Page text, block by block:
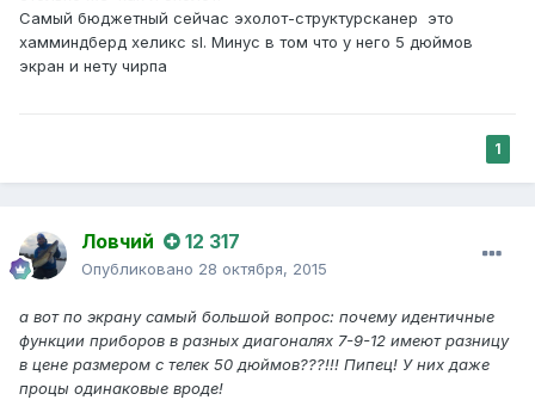
Самый бюджетный сейчас эхолот-структурсканер это
хамминдберд хеликс sI. Минус в том что у него 5 дюймов
экран и нету чирпа
1
Ловчий 12 317
Опубликовано 28 октября, 2015
а вотпо экрану самый большой вопрос: почему идентичные
функции приборов в разных диагоналях 7-9-12 имеют разницу
в цене размером с телек 50 дюймов???!!! Пипец! У них даже
процы одинаковые вроде!